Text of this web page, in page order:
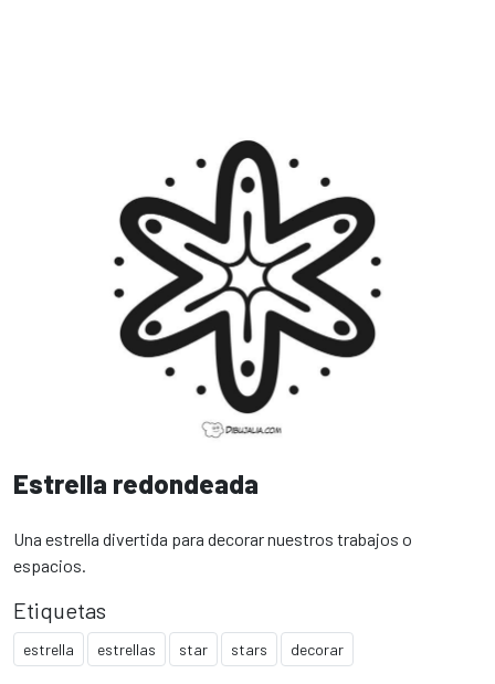
Estrella redondeada
Una estrella divertida para decorar nuestros trabajos o
espacios.
Etiquetas
estrella estrellas star stars decorar